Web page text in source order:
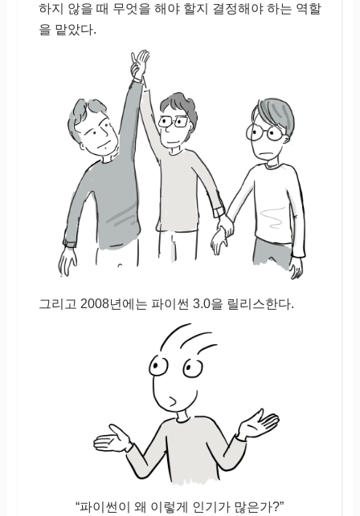
하지 않을 때 무엇을 해야 할지 결정해야 하는 역할
을 맡았다.
그리고 2008년에는 파이썬 3.0을 릴리스한다.
“파이썬이 왜 이렇게 인기가 많은가?”